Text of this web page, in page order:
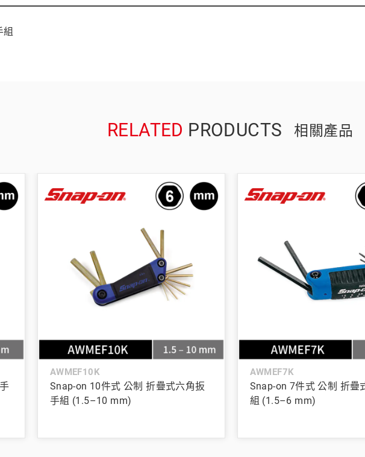
RELATED PRODUCTS 相關產品
AWMEF10K
Snap-on 10件式 公制 折疊式六角扳
手組 (1.5–10 mm)
AWMEF7K
Snap-on 7件式 公制 折疊
組 (1.5–6 mm)